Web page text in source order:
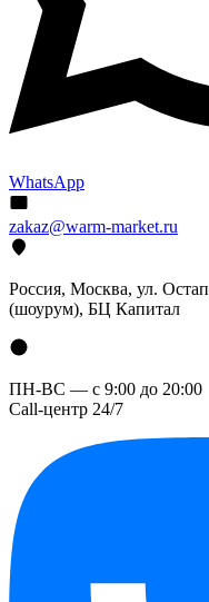
WhatsApp
zakaz@warm-market.ru
Россия, Москва, ул.
(шоурум), БЦ Капитал
ПН-ВС — с 9:00 до 20:00
Call-центр 24/7